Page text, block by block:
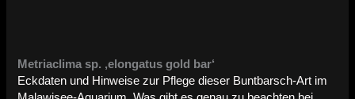
Metriaclima sp. ‚elongatus gold bar‘
Eckdaten und Hinweise zur Pflege dieser Buntbarsch-Art im